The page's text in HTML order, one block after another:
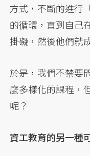
方式，不斷的進
的循環，直到自己
掛礙，然後他們就
於是，我們不禁要
麼多樣化的課程，
呢？
資工教育的另一種